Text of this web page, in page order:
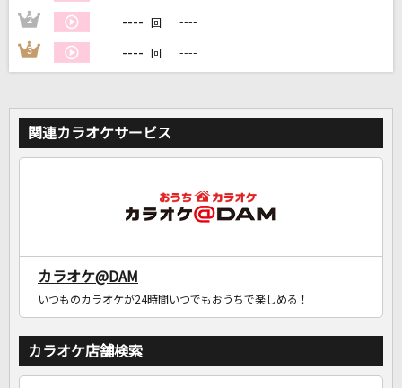
2 ---- 回 ----
3 ---- 回 ----
関連カラオケサービス
カラオケ@DAM
いつものカラオケが24時間いつでもおうちで楽しめる！
カラオケ店舗検索